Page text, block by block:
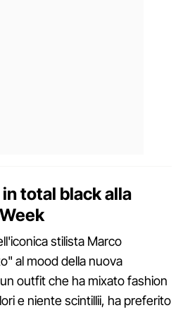
total black alla
stilista Marco
al mood della nuova
outfit che ha mixato fashion
e niente scintillii, ha preferito